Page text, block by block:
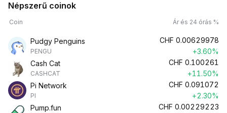
Népszerű coinok
Coin Ár és 24 órás %
Pudgy Penguins
PENGU
CHF 0.00629978
+3.60%
Cash Cat
CASHCAT
CHF 0.100261
+11.50%
Pi Network
PI
CHF 0.091072
+2.30%
Pump.fun
CHF 0.00229223